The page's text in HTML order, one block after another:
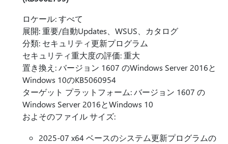
ロケール: すべて
展開: 重要/自動Updates、WSUS、カタログ
分類: セキュリティ更新プログラム
セキュリティ重大度の評価: 重大
置き換え: バージョン 1607 のWindows Server 2016と
Windows 10のKB5060954
ターゲット プラットフォーム: バージョン 1607 の
Windows Server 2016とWindows 10
およそのファイル サイズ:
2025-07 x64 ベースのシステム更新プログラムの